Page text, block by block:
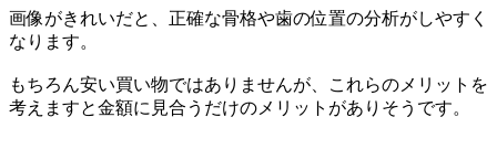
画像がきれいだと、正確な骨格や歯の位置の分析がしやすく
なります。
もちろん安い買い物ではありませんが、これらのメリットを
考えますと金額に見合うだけのメリットがありそうです。